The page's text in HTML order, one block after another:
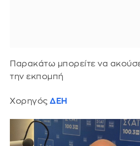
Παρακάτω μπορείτε να
την εκπομπή
Χορηγός ΔΕΗ